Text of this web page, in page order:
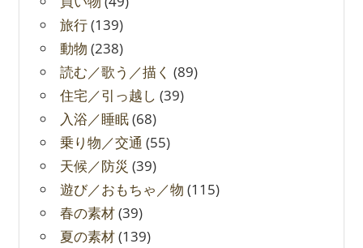
旅行(139)
動物 (238)
読む／歌う／描く (89)
住宅／引っ越し (39)
入浴／睡眠(68)
乗り物／交通 (55)
天候／防災 (39)
遊び／おもちゃ／物 (115)
春の素材(39)
夏の素材(139)